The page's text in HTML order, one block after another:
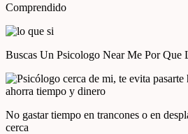
Comprendido
Buscas Un Psicologo Near Me Por Que
No gastar tiempo en trancones o en
cerca